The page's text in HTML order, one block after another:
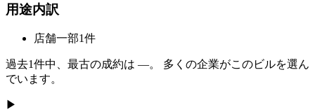
用途内訳
店舗一部1件
過去1件中、最古の成約は —。 多くの企業がこのビルを選ん
でいます。
▶